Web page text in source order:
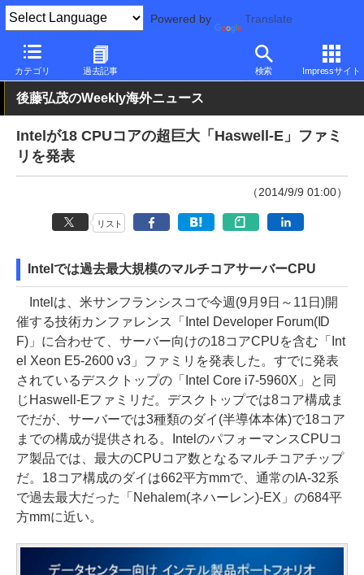
Powered by Translate
カテゴリ 過去記事 検索 Impressサイト
PC Watch 半導体/周辺機器
後藤弘茂のWeekly海外ニュース
Intelが18 CPUコアの超巨大「Haswell-E」ファミ
リを発表
（2014/9/9 01:00）
リスト
Intelでは過去最大規模のマルチコアサーバーCPU
Intelは、米サンフランシスコで今週(9月9日～11日)開
催する技術カンファレンス「Intel Developer Forum(ID
F)」に合わせて、サーバー向けの18コアCPUを含む「Int
el Xeon E5-2600 v3」ファミリを発表した。すでに発表
されているデスクトップの「Intel Core i7-5960X」と同
じHaswell-Eファミリだ。デスクトップでは8コア構成ま
でだが、サーバーでは3種類のダイ(半導体本体)で18コア
までの構成が提供される。IntelのパフォーマンスCPUコ
ア製品では、最大のCPUコア数となるマルチコアチップ
だ。18コア構成のダイは662平方mmで、通常のIA-32系
で過去最大だった「Nehalem(ネハーレン)-EX」の684平
方mmに近い。